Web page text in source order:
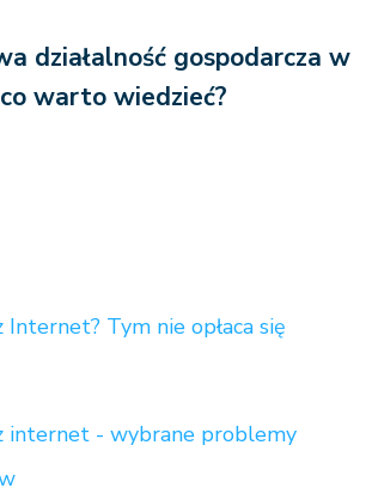
działalność gospodarcza w
warto wiedzieć?
Internet? Tym nie opłaca się
internet - wybrane problemy